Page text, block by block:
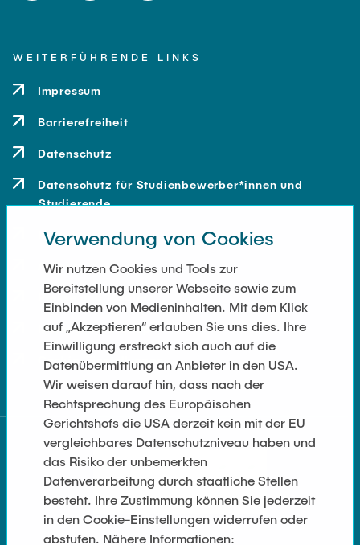
WEITERFÜHRENDE LINKS
Impressum
Barrierefreiheit
Datenschutz
Datenschutz für Studienbewerber*innen und
Studierende
Kontakt
Anfahrt
Presse und Medien
Merchandise-Shop
Cookie-Einstellungen
Verwendung von Cookies
Wir nutzen Cookies und Tools zur
Bereitstellung unserer Webseite sowie zum
Einbinden von Medieninhalten. Mit dem Klick
auf „Akzeptieren“ erlauben Sie uns dies. Ihre
Einwilligung erstreckt sich auch auf die
Datenübermittlung an Anbieter in den USA.
Wir weisen darauf hin, dass nach der
Rechtsprechung des Europäischen
Gerichtshofs die USA derzeit kein mit der EU
vergleichbares Datenschutzniveau haben und
das Risiko der unbemerkten
Datenverarbeitung durch staatliche Stellen
besteht. Ihre Zustimmung können Sie jederzeit
in den Cookie-Einstellungen widerrufen oder
abstufen. Nähere Informationen: